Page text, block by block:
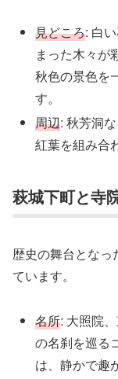
見どころ: 白
まった木々が
秋色の景色を
す。
周辺: 秋芳洞
紅葉を組み合
萩城下町と寺
歴史の舞台となっ
ています。
名所: 大照院
の名刹を巡る
は、静かで趣